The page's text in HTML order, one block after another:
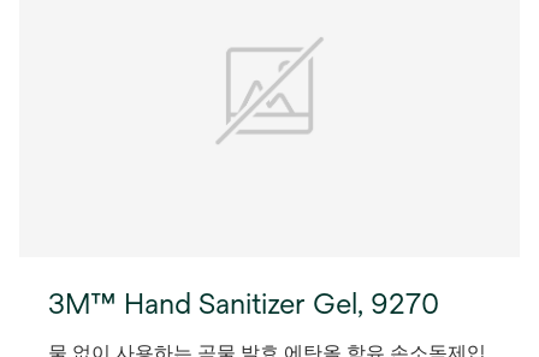
3M™ Hand Sanitizer Gel, 9270